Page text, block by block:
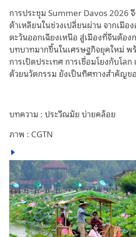
การประชุม Summer Davos 2026
ต้าเหลียนในช่วงเปลี่ยนผ่าน จากเมือ
ตะวันออกเฉียงเหนือ สู่เมืองที่จีนต้อ
บทบาทมากขึ้นในเศรษฐกิจยุคใหม่
การเปิดประเทศ การเชื่อมโยงกับโล
ด้วยนวัตกรรม ยังเป็นทิศทางสำคัญข
บทความ : ประวีณมัย บ่ายคล้อย
ภาพ : CGTN